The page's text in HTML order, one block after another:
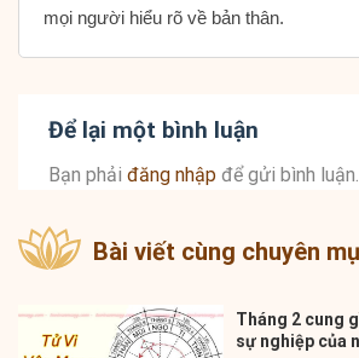
mọi người hiểu rõ về bản thân.
Để lại một bình luận
Bạn phải đăng nhập để gửi bình luận.
Bài viết cùng chuyên
Tháng 2 cung
sự nghiệp của